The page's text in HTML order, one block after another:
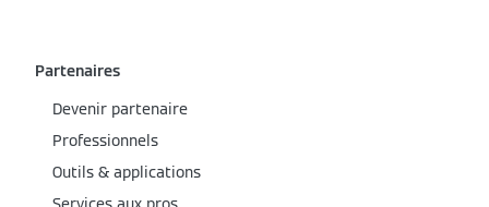
Partenaires
Devenir partenaire
Professionnels
Outils & applications